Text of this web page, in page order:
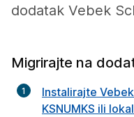
dodatak Vebek
Migrirajte na
Instalirajte
KSNUMKS ili